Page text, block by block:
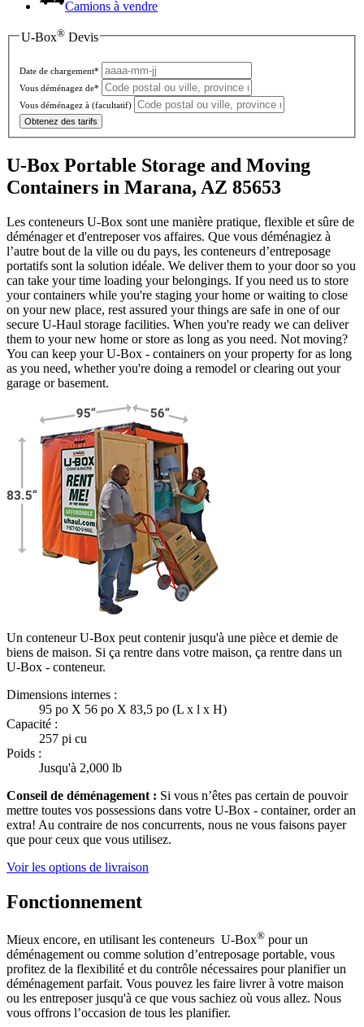
Camions à vendre
U-Box® Devis
Date de chargement*
Vous déménagez de*
Vous déménagez à (facultatif)
Obtenez des tarifs
U-Box Portable Storage and Moving
Containers in Marana, AZ 85653
Les conteneurs U-Box sont une manière pratique, flexible et sûre de
déménager et d'entreposer vos affaires. Que vous déménagiez à
l’autre bout de la ville ou du pays, les conteneurs d’entreposage
portatifs sont la solution idéale. We deliver them to your door so you
can take your time loading your belongings. If you need us to store
your containers while you're staging your home or waiting to close
on your new place, rest assured your things are safe in one of our
secure U-Haul storage facilities. When you're ready we can deliver
them to your new home or store as long as you need. Not moving?
You can keep yourU-Box - containers on your property for as long
as you need, whether you're doing a remodel or clearing out your
garage or basement.
Un conteneur U-Box peut contenir jusqu'à une pièce et demie de
biens de maison. Si ça rentre dans votre maison, ça rentre dans un
U-Box - conteneur.
Dimensions internes :
95 po X 56 po X 83,5 po (L x l x H)
Capacité :
257 pi cu
Poids :
Jusqu'à 2,000 lb
Conseil de déménagement : Si vous n’êtes pas certain de pouvoir
mettre toutes vos possessions dans votre U-Box - container, order an
extra! Au contraire de nos concurrents, nous ne vous faisons payer
que pour ceux que vous utilisez.
Voir les options de livraison
Fonctionnement
Mieux encore, en utilisant les conteneurs U-Box® pour un
déménagement ou comme solution d’entreposage portable, vous
profitez de la flexibilité et du contrôle nécessaires pour planifier un
déménagement parfait. Vous pouvez les faire livrer à votre maison
ou les entreposer jusqu'à ce que vous sachiez où vous allez. Nous
vous offrons l’occasion de tous les planifier.